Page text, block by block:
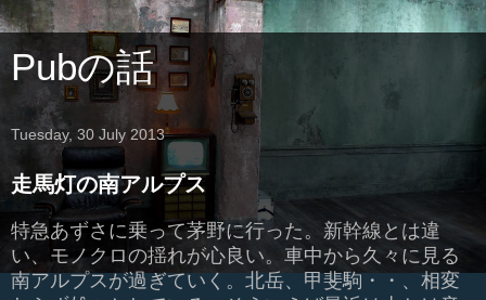
Pubの話
Tuesday, 30 July 2013
走馬灯の南アルプス
特急あずさに乗って茅野に行った。新幹線とは違
い、モノクロの揺れが心良い。車中から久々に見る
南アルプスが過ぎていく。北岳、甲斐駒・・、相変